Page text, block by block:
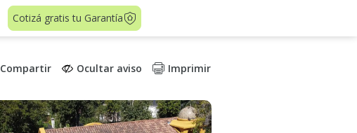
Cotizá gratis tu Garantía
Compartir Ocultar aviso Imprimir